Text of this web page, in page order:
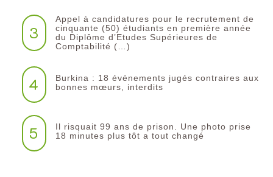
3
Appel à candidatures pour le recrutement de
cinquante (50) étudiants en première année
du Diplôme d’Etudes Supérieures de
Comptabilité (…)
4
Burkina : 18 événements jugés contraires aux
bonnes mœurs, interdits
5
Il risquait 99 ans de prison. Une photo prise
18 minutes plus tôt a tout changé